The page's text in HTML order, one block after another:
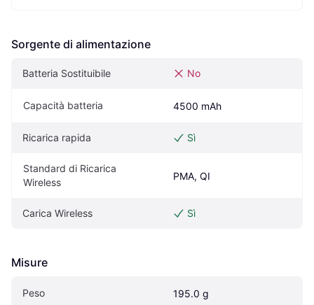
Sorgente di alimentazione
Batteria Sostituibile No
Capacità batteria 4500 mAh
Ricarica rapida Sì
Standard di Ricarica
Wireless
PMA, QI
Carica Wireless Sì
Misure
Peso 195.0 g